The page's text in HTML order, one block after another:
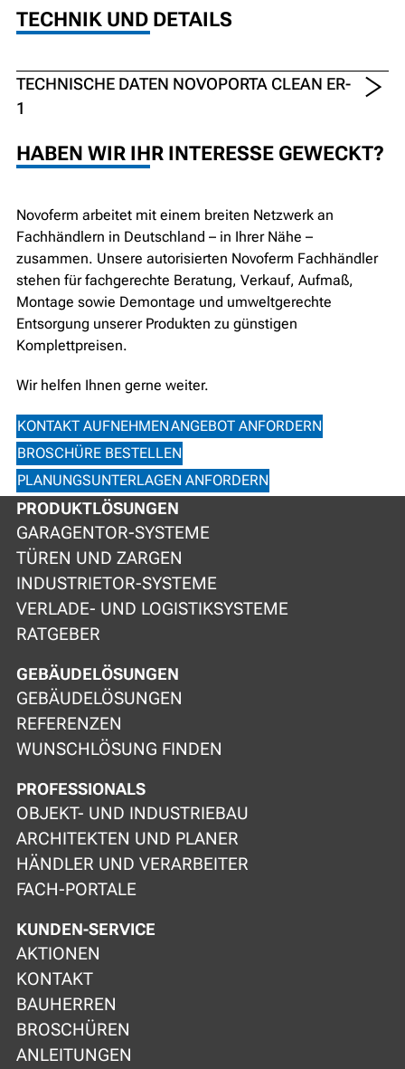
TECHNIK UND DETAILS
TECHNISCHE DATEN NOVOPORTA CLEAN ER-
1
HABEN WIR IHR INTERESSE GEWECKT?
Novoferm arbeitet mit einem breiten Netzwerk an
Fachhändlern in Deutschland – in Ihrer Nähe –
zusammen. Unsere autorisierten Novoferm Fachhändler
stehen für fachgerechte Beratung, Verkauf, Aufmaß,
Montage sowie Demontage und umweltgerechte
Entsorgung unserer Produkten zu günstigen
Komplettpreisen.
Wir helfen Ihnen gerne weiter.
KONTAKT AUFNEHMENANGEBOT ANFORDERN
BROSCHÜRE BESTELLEN
PLANUNGSUNTERLAGEN ANFORDERN
PRODUKTLÖSUNGEN
GARAGENTOR-SYSTEME
TÜREN UND ZARGEN
INDUSTRIETOR-SYSTEME
VERLADE- UND LOGISTIKSYSTEME
RATGEBER
GEBÄUDELÖSUNGEN
GEBÄUDELÖSUNGEN
REFERENZEN
WUNSCHLÖSUNG FINDEN
PROFESSIONALS
OBJEKT- UND INDUSTRIEBAU
ARCHITEKTEN UND PLANER
HÄNDLER UND VERARBEITER
FACH-PORTALE
KUNDEN-SERVICE
AKTIONEN
KONTAKT
BAUHERREN
BROSCHÜREN
ANLEITUNGEN